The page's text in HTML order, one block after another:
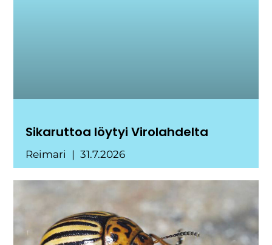
Sikaruttoa löytyi Virolahdelta
Reimari 31.7.2026